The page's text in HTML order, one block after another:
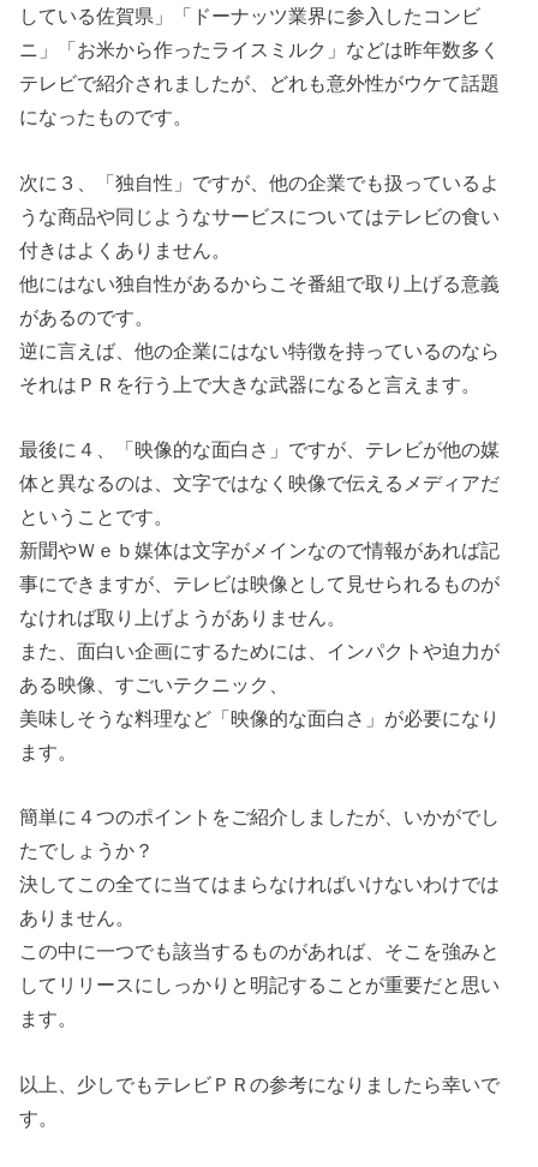
している佐賀県」「ドーナッツ業界に参入したコンビ
ニ」「お米から作ったライスミルク」などは昨年数多く
テレビで紹介されましたが、どれも意外性がウケて話題
になったものです。
次に３、「独自性」ですが、他の企業でも扱っているよ
うな商品や同じようなサービスについてはテレビの食い
付きはよくありません。
他にはない独自性があるからこそ番組で取り上げる意義
があるのです。
逆に言えば、他の企業にはない特徴を持っているのなら
それはＰＲを行う上で大きな武器になると言えます。
最後に４、「映像的な面白さ」ですが、テレビが他の媒
体と異なるのは、文字ではなく映像で伝えるメディアだ
ということです。
新聞やＷｅｂ媒体は文字がメインなので情報があれば記
事にできますが、テレビは映像として見せられるものが
なければ取り上げようがありません。
また、面白い企画にするためには、インパクトや迫力が
ある映像、すごいテクニック、
美味しそうな料理など「映像的な面白さ」が必要になり
ます。
簡単に４つのポイントをご紹介しましたが、いかがでし
たでしょうか？
決してこの全てに当てはまらなければいけないわけでは
ありません。
この中に一つでも該当するものがあれば、そこを強みと
してリリースにしっかりと明記することが重要だと思い
ます。
以上、少しでもテレビＰＲの参考になりましたら幸いで
す。